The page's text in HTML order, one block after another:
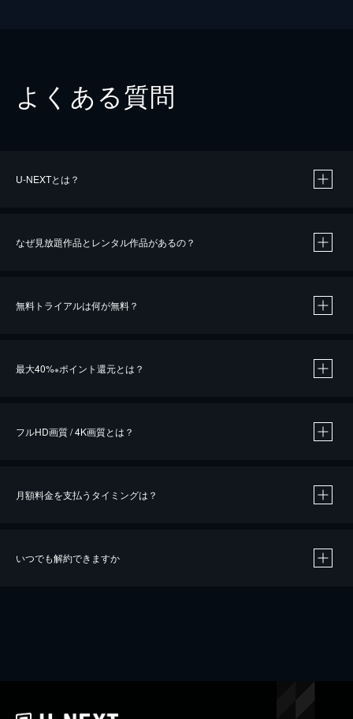
よくある質問
U-NEXTとは？
なぜ見放題作品とレンタル作品があるの？
無料トライアルは何が無料？
最大40%※ポイント還元とは？
※40％ポイント還元の対象は、クレジットカード決済による作品の購入 / レンタルです。
iOSアプリのUコイン決済による作品の購入 / レンタルは、20％のポイント還元です。
フルHD画質 / 4K画質とは？
月額料金を支払うタイミングは？
いつでも解約できますか